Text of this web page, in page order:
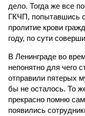
дело. Тогда же все
ГКЧП, попытавшись
пролитие крови
году, по сути
В Ленинграде во
непонятно для чего
отправили пятерых
бы не осталось. То
прекрасно помню
появились